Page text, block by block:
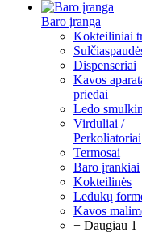
Baro įranga
Kokteiliniai
Dispenseriai
Kavos
priedai
Ledo
Virduliai /
Perkoliatoriai
Termosai
Baro įrankiai
Kokteilinės
Ledukų
Kavos
+ Daugiau 1